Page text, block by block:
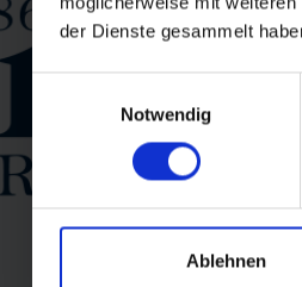
der Dienste gesammelt
Notwendig
Ablehnen